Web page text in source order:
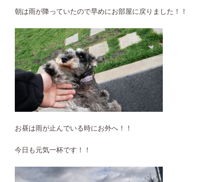
朝は雨が降っていたので早めにお部屋に戻りました！！
お昼は雨が止んでいる時にお外へ！！
今日も元気一杯です！！